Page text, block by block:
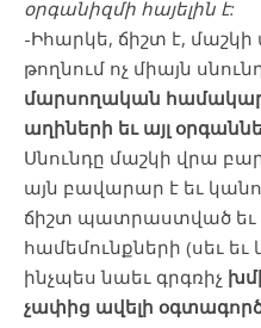
օրգանիզմի հայելին է:
-Իհարկե, ճիշտ է, մաշկի
թողնում ոչ միայն
մարսողական
աղիների եւ այլ
Սնունդը մաշկի վրա
այն բավարար է եւ
ճիշտ պատրաստված եւ
համեմունքների (սեւ
ինչպես նաեւ գրգռիչ
չափից ավելի